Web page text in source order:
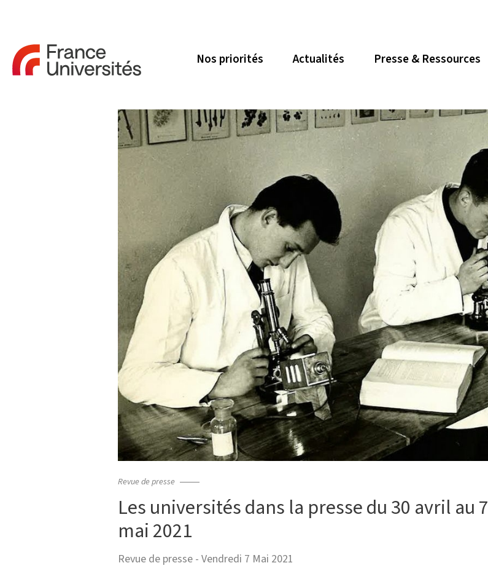
Nos priorités Actualités Presse & Ressources
Revue de presse
Revue de presse - Vendredi 7 Mai 2021
Les universités dans la presse du 30 avril au 7
mai 2021